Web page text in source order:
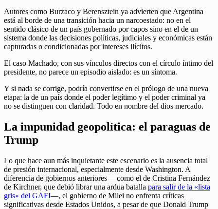
Autores como Burzaco y Berensztein ya advierten que Argentina
está al borde de una transición hacia un narcoestado: no en el
sentido clásico de un país gobernado por capos sino en el de un
sistema donde las decisiones políticas, judiciales y económicas están
capturadas o condicionadas por intereses ilícitos.
El caso Machado, con sus vínculos directos con el círculo íntimo del
presidente, no parece un episodio aislado: es un síntoma.
Y si nada se corrige, podría convertirse en el prólogo de una nueva
etapa: la de un país donde el poder legítimo y el poder criminal ya
no se distinguen con claridad. Todo en nombre del dios mercado.
La impunidad geopolítica: el paraguas de
Trump
Lo que hace aun más inquietante este escenario es la ausencia total
de presión internacional, especialmente desde Washington. A
diferencia de gobiernos anteriores —como el de Cristina Fernández
de Kirchner, que debió librar una ardua batalla para salir de la «lista
gris» del GAFI—, el gobierno de Milei no enfrenta críticas
significativas desde Estados Unidos, a pesar de que Donald Trump